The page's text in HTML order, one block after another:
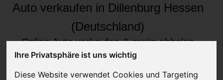
Ihre Privatsphäre ist uns wichtig
Diese Website verwendet Cookies und Targeting
Auto verkaufen in Dillenburg Hessen
(Deutschland)
Online Auto verkaufen & gratis abholen
lassen